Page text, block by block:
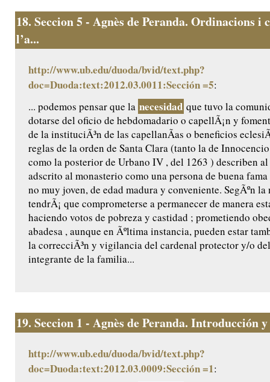
18. Seccion 5 - Agnès de Peranda. Ordinacions i
l’a...
http://www.ub.edu/duoda/bvid/text.php?
doc=Duoda:text:2012.03.0011:Sección =5:
... podemos pensar que la necesidad que tuvo la
dotarse del oficio de hebdomadario o capellÃ¡n y
de la instituciÃ³n de las capellanÃ­as o beneficios
reglas de la orden de Santa Clara (tanto la de
como la posterior de Urbano IV , del 1263 ) describen
adscrito al monasterio como una persona de buena
no muy joven, de edad madura y conveniente. SegÃºn
tendrÃ¡ que comprometerse a permanecer de manera
haciendo votos de pobreza y castidad ; prometiendo
abadesa , aunque en Ãºltima instancia, pueden estar
la correcciÃ³n y vigilancia del cardenal protector y/o
integrante de la familia...
19. Seccion 1 - Agnès de Peranda. Introducción
http://www.ub.edu/duoda/bvid/text.php?
doc=Duoda:text:2012.03.0009:Sección =1: